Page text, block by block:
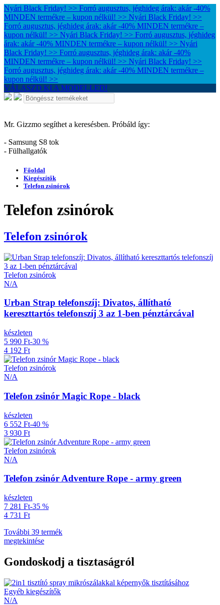
Nyári Black Friday! >> Forró augusztus, jéghideg árak: akár -40%
MINDEN termékre – kupon nélkül! >> Nyári Black Friday! >>
Forró augusztus, jéghideg árak: akár -40% MINDEN termékre –
kupon nélkül! >> Nyári Black Friday! >> Forró augusztus, jéghideg
árak: akár -40% MINDEN termékre – kupon nélkül! >> Nyári
Black Friday! >> Forró augusztus, jéghideg árak: akár -40%
MINDEN termékre – kupon nélkül! >> Nyári Black Friday! >>
Forró augusztus, jéghideg árak: akár -40% MINDEN termékre –
kupon nélkül! >>
VÁLASZD KI A MODELLED!
Mr. Gizzmo segíthet a keresésben. Próbáld így:
- Samsung S8 tok
- Fülhallgatók
Főoldal
Kiegészítők
Telefon zsinórok
Telefon zsinórok
Telefon zsinórok
Telefon zsinórok
N/A
Urban Strap telefonszíj: Divatos, állítható
kereszttartós telefonszíj 3 az 1-ben pénztárcával
készleten
5 990 Ft-30 %
4 192 Ft
Telefon zsinórok
N/A
Telefon zsinór Magic Rope - black
készleten
6 552 Ft-40 %
3 930 Ft
Telefon zsinórok
N/A
Telefon zsinór Adventure Rope - army green
készleten
7 281 Ft-35 %
4 731 Ft
További 39 termék
megtekintése
Gondoskodj a tisztaságról
Egyéb kiegészítők
N/A